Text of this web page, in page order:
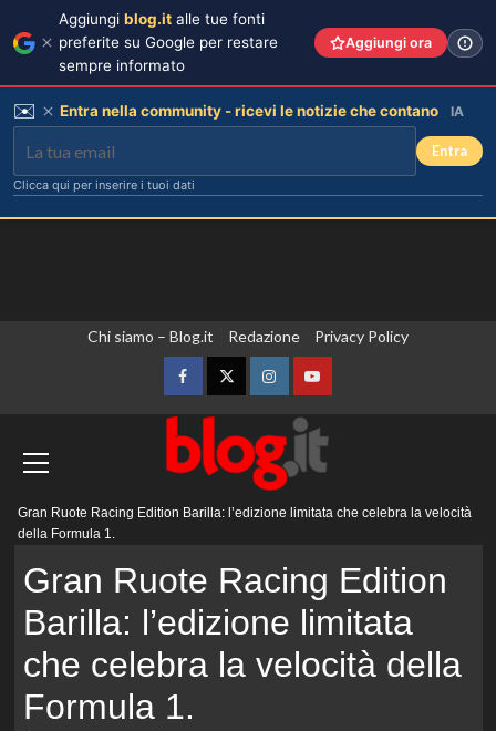
Chi siamo – Blog.it Redazione Privacy Policy
FacebookTwitterInstagramYouTube
principale
Gran Ruote Racing Edition Barilla: l’edizione limitata che celebra la velocità
della Formula 1.
Gran Ruote Racing Edition
Barilla: l’edizione limitata
che celebra la velocità della
Formula 1.
Aggiungi blog.it alle tue fonti
preferite su Google per restare
sempre informato
Aggiungi ora
✉️ Entra nella community - ricevi le notizie che contano IA
Entra
Clicca qui per inserire i tuoi dati